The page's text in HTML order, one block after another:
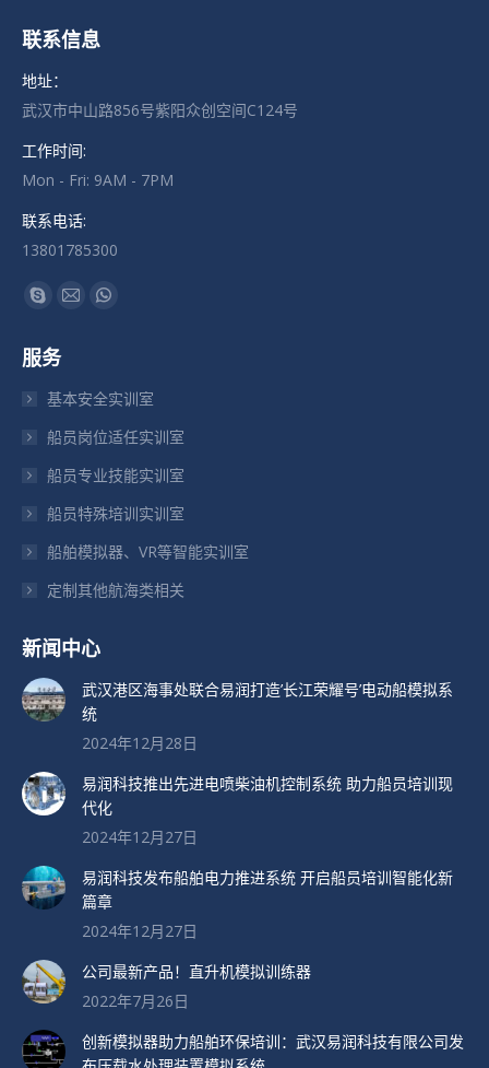
联系信息
地址：
武汉市中山路856号紫阳众创空间C124号
工作时间:
Mon - Fri: 9AM - 7PM
联系电话:
13801785300
找到我们：
Skype
在
新
口
中
打
Mail
新
口
中
打
Whatsapp
新
口
中
打
服务
基本安全实训室
船员岗位适任实训室
船员专业技能实训室
船员特殊培训实训室
船舶模拟器、VR等智能实训室
定制其他航海类相关
新闻中心
武汉港区海事处联合易润打造’长江荣耀号’电动船模拟系
统
2024年12月28日
易润科技推出先进电喷柴油机控制系统 助力船员培训现
代化
2024年12月27日
易润科技发布船舶电力推进系统 开启船员培训智能化新
篇章
2024年12月27日
公司最新产品！直升机模拟训练器
2022年7月26日
创新模拟器助力船舶环保培训：武汉易润科技有限公司发